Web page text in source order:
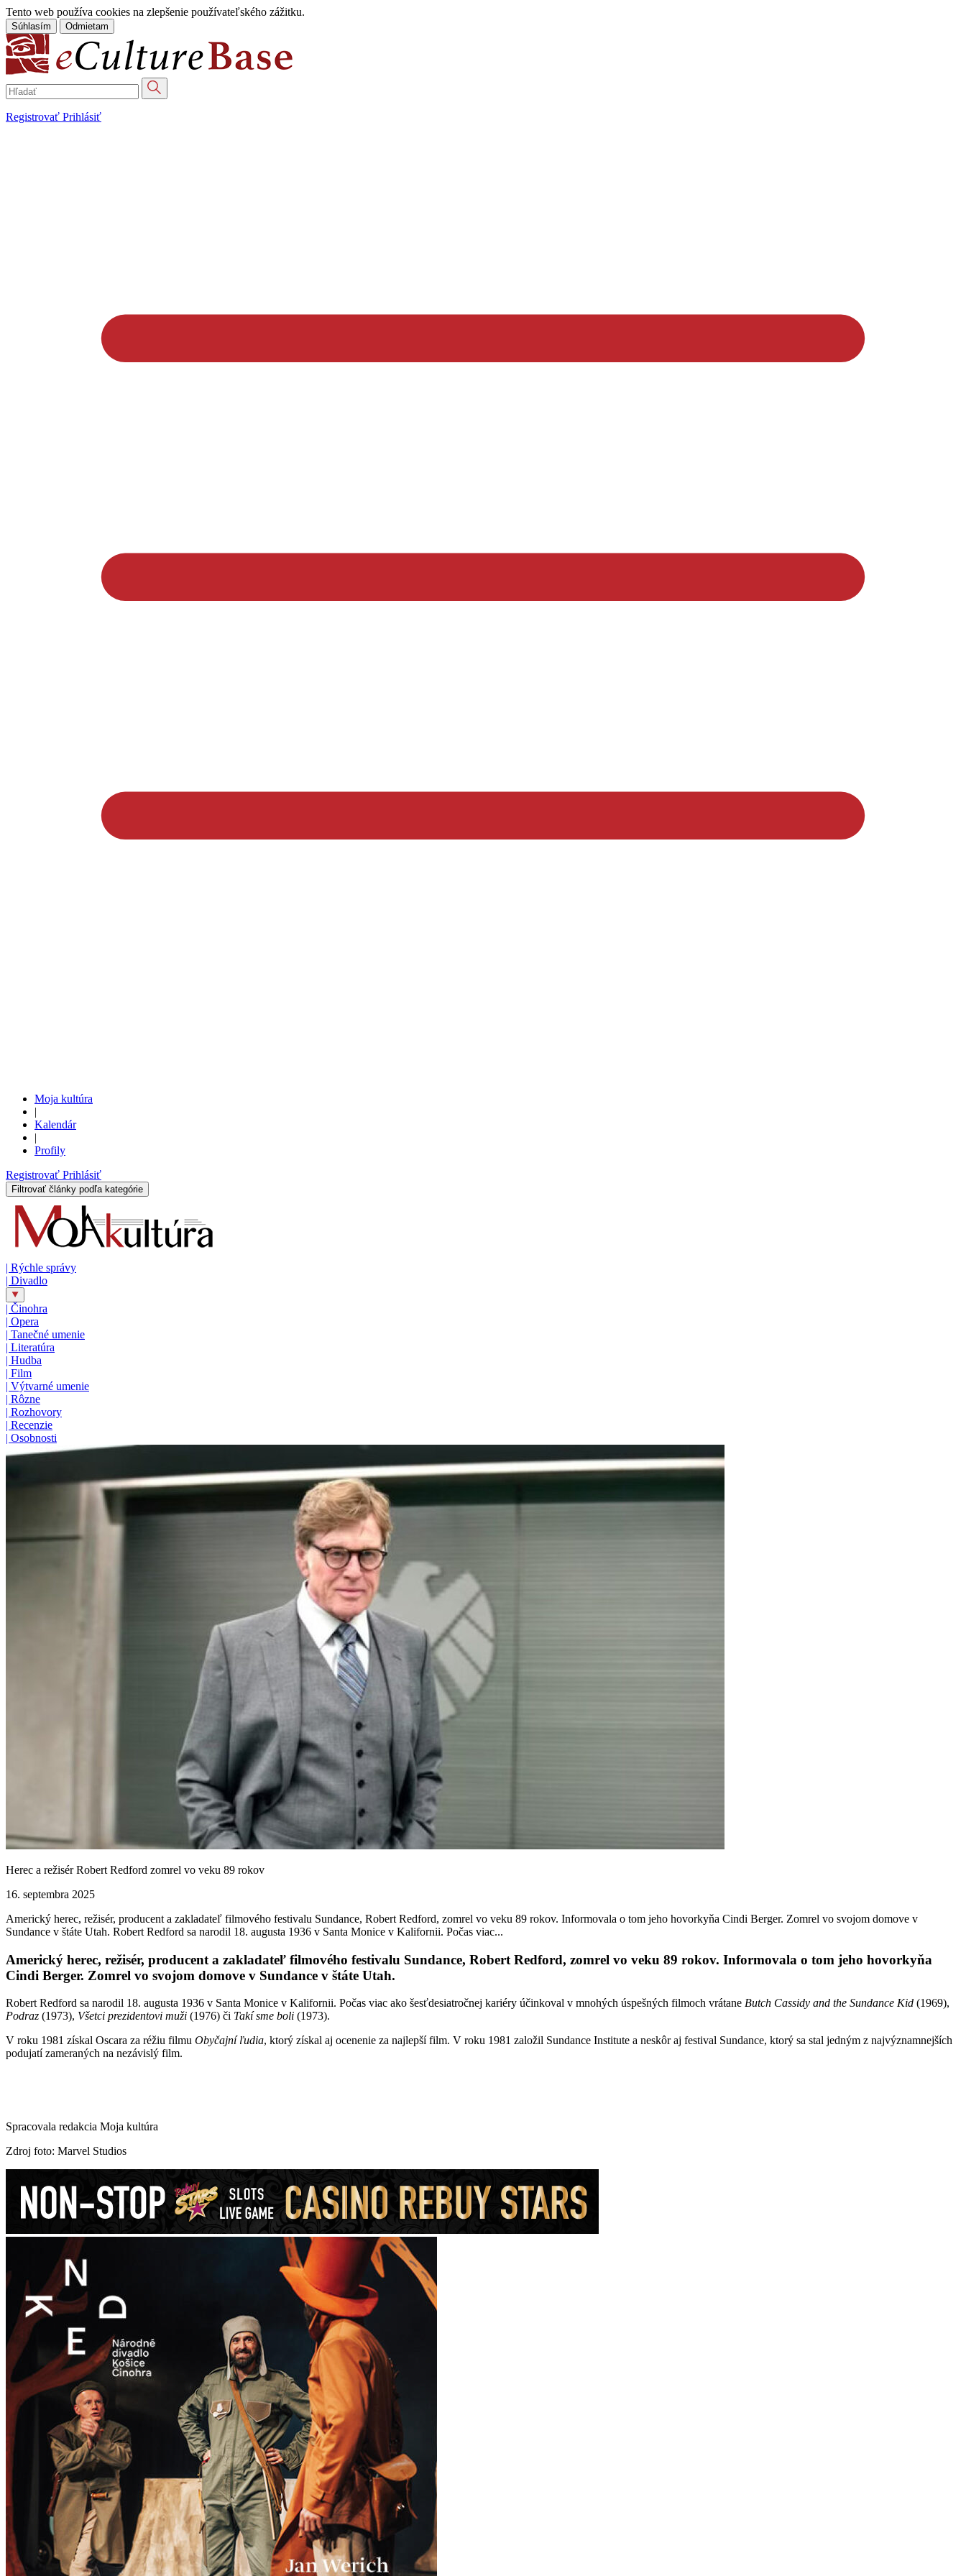
Tento web používa cookies na zlepšenie používateľského zážitku.
Súhlasím Odmietam
Registrovať Prihlásiť
Moja kultúra
|
Kalendár
|
Profily
Registrovať Prihlásiť
Filtrovať články podľa kategórie
| Rýchle správy
| Divadlo
| Činohra
| Opera
| Tanečné umenie
| Literatúra
| Hudba
| Film
| Výtvarné umenie
| Rôzne
| Rozhovory
| Recenzie
| Osobnosti
Herec a režisér Robert Redford zomrel vo veku 89 rokov
16. septembra 2025
Americký herec, režisér, producent a zakladateľ filmového festivalu Sundance, Robert Redford, zomrel vo veku 89 rokov. Informovala o tom jeho hovorkyňa Cindi Berger. Zomrel vo svojom domove v
Sundance v štáte Utah. Robert Redford sa narodil 18. augusta 1936 v Santa Monice v Kalifornii. Počas viac...
Americký herec, režisér, producent a zakladateľ filmového festivalu Sundance, Robert Redford, zomrel vo veku 89 rokov. Informovala o tom jeho hovorkyňa
Cindi Berger. Zomrel vo svojom domove v Sundance v štáte Utah.
Robert Redford sa narodil 18. augusta 1936 v Santa Monice v Kalifornii. Počas viac ako šesťdesiatročnej kariéry účinkoval v mnohých úspešných filmoch vrátane Butch Cassidy and the Sundance Kid (1969),
Podraz (1973), Všetci prezidentovi muži (1976) či Takí sme boli (1973).
V roku 1981 získal Oscara za réžiu filmu Obyčajní ľudia, ktorý získal aj ocenenie za najlepší film. V roku 1981 založil Sundance Institute a neskôr aj festival Sundance, ktorý sa stal jedným z najvýznamnejších
podujatí zameraných na nezávislý film.
Spracovala redakcia Moja kultúra
Zdroj foto: Marvel Studios